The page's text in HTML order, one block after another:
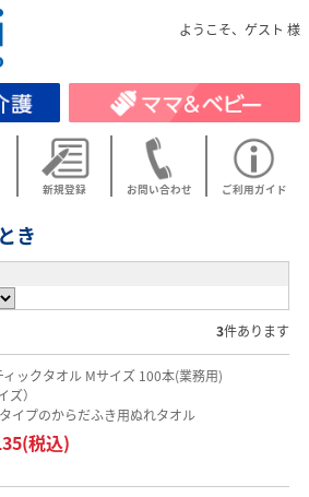
ようこそ、ゲスト 様
新規登録 お問い合わせ ご利用ガイド
き
3件あります
ィックタオル Mサイズ 100本(業務用)
ズ）
イプのからだふき用ぬれタオル
税込)